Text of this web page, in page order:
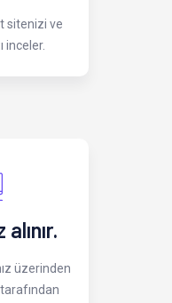
sitenizi ve
inceler.
üzerinden